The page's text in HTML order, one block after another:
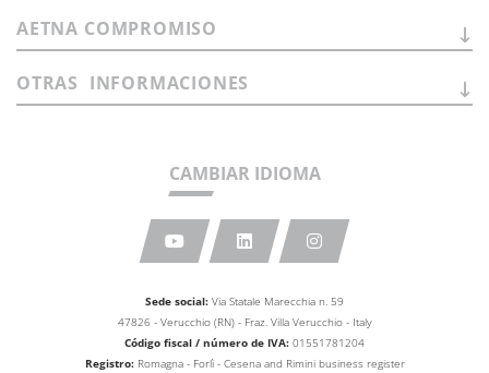
Sede social: Via Statale Marecchia n. 59
47826 - Verucchio (RN) - Fraz. Villa Verucchio - Italy
Código fiscal / número de IVA: 01551781204
Registro: Romagna - Forlì - Cesena and Rimini business register
CAMBIAR IDIOMA
AETNA COMPROMISO
OTRAS INFORMACIONES